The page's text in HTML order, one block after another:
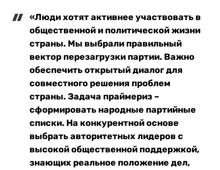
«Люди хотят активнее участвовать в
общественной и политической жизни
страны. Мы выбрали правильный
вектор перезагрузки партии. Важно
обеспечить открытый диалог для
совместного решения проблем
страны. Задача праймериз –
сформировать народные партийные
списки. На конкурентной основе
выбрать авторитетных лидеров с
высокой общественной поддержкой,
знающих реальное положение дел,